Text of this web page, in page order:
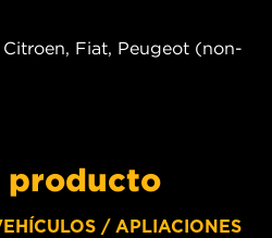
Fiat, Peugeot (non-
producto
/ APLIACIONES